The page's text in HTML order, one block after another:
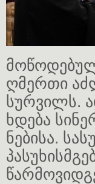
ღმერთი
სურვილს.
ხდება
ნებისა.